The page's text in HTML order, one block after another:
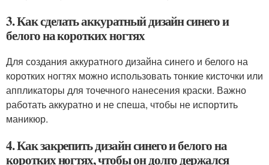
3. Как сделать аккуратный дизайн синего и
белого на коротких ногтях
Для создания аккуратного дизайна синего и белого на
коротких ногтях можно использовать тонкие кисточки или
аппликаторы для точечного нанесения краски. Важно
работать аккуратно и не спеша, чтобы не испортить
маникюр.
4. Как закрепить дизайн синего и белого на
коротких ногтях, чтобы он долго держался